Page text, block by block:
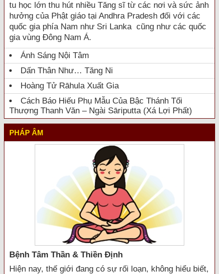
tu học lớn thu hút nhiều Tăng sĩ từ các nơi và sức ảnh
hưởng của Phật giáo tại Andhra Pradesh đối với các
quốc gia phía Nam như Sri Lanka cũng như các quốc
gia vùng Đông Nam Á.
Ánh Sáng Nội Tâm
Dấn Thân Như… Tăng Ni
Hoàng Tử Rāhula Xuất Gia
Cách Báo Hiếu Phụ Mẫu Của Bậc Thánh Tối
Thượng Thanh Văn – Ngài Sāriputta (Xá Lợi Phất)
PHÁP ÂM
Bệnh Tâm Thần & Thiền Định
Hiện nay, thế giới đang có sự rối loạn, không hiểu biết,